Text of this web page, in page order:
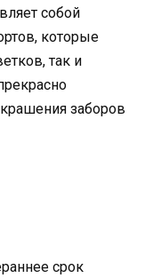
собой
которые
так и
заборов
срок